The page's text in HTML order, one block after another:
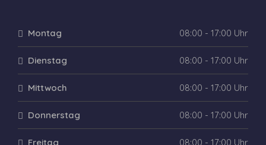
Montag 08:00 - 17:00 Uhr
Dienstag 08:00 - 17:00 Uhr
Mittwoch 08:00 - 17:00 Uhr
Donnerstag 08:00 - 17:00 Uhr
Freitag 08:00 - 17:00 Uhr